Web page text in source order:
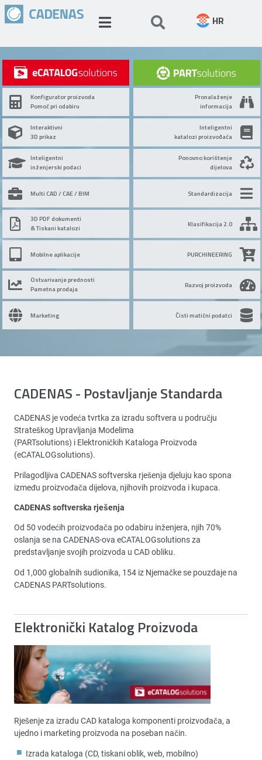
HR
Konfigurator proizvoda
Pomoć pri odabiru
Interaktivni
3D prikaz
Inteligentni
inženjerski podaci
Multi CAD / CAE / BIM
3D PDF dokumenti
& Tiskani katalozi
Mobilne aplikacije
Ostvarivanje prednosti
Pametna prodaja
Marketing
Pronalaženje
informacija
Inteligentni
katalozi proizvođača
Ponovno korištenje
dijelova
Standardizacija
Klasifikacija 2.0
PURCHINEERING
Razvoj proizvoda
Čisti matični podatci
CADENAS - Postavljanje Standarda
CADENAS je vodeća tvrtka za izradu softvera u području
Strateškog Upravljanja Modelima
(PARTsolutions) i Elektroničkih Kataloga Proizvoda
(eCATALOGsolutions).
Prilagodljiva CADENAS softverska rješenja djeluju kao spona
između proizvođača dijelova, njihovih proizvoda i kupaca.
CADENAS softverska rješenja
Od 50 vodećih proizvođača po odabiru inženjera, njih 70%
oslanja se na CADENAS-ova eCATALOGsolutions za
predstavljanje svojih proizvoda u CAD obliku.
Od 1,000 globalnih sudionika, 154 iz Njemačke se pouzdaje na
CADENAS PARTsolutions.
Elektronički Katalog Proizvoda
Rješenje za izradu CAD kataloga komponenti proizvođača, a
ujedno i marketing proizvoda na poseban način.
Izrada kataloga (CD, tiskani oblik, web, mobilno)